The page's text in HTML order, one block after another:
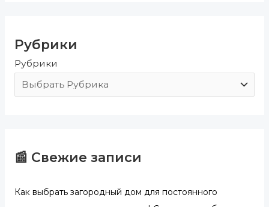
к
:
Рубрики
Рубрики
📰 Свежие записи
Как выбрать загородный дом для постоянного